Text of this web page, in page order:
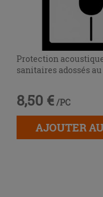
Protection
sanitaires adossés
8,50 € /PC
AJOUTER